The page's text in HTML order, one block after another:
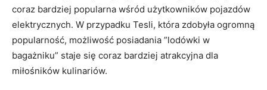
coraz ⁣bardziej popularna wśród użytkowników pojazdów
elektrycznych. W przypadku Tesli, która zdobyła ogromną
⁣popularność, możliwość posiadania ​”lodówki w
⁣bagażniku” staje się coraz bardziej atrakcyjna dla
miłośników⁤ kulinariów.